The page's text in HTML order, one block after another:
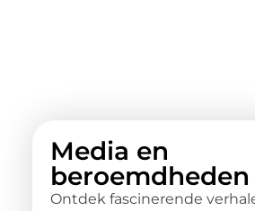
Media en
beroemdheden
Ontdek fascinerende